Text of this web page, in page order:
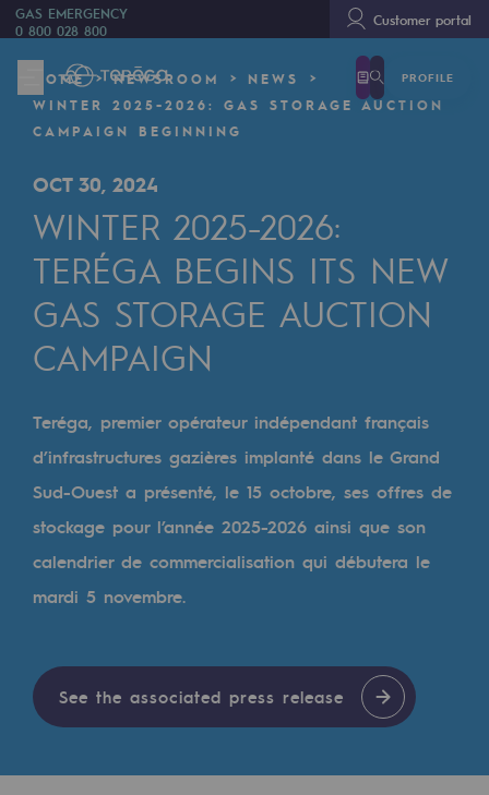
GAS EMERGENCY
0 800 028 800
Customer portal
PROFILE
We are
We are
80 years of history
Teréga
Teréga
Accelerator of energy transition
A local and European network
An adaptive and open
Digitisation
Cross-fertilisation and teamwork
Our culture and values
Our organisation
Our organisation
HOME NEWSROOM
NEWS
WINTER 2025-2026: GAS STORAGE AUCTION
CAMPAIGN BEGINNING
OCT 30, 2024
WINTER 2025-2026:
TERÉGA BEGINS ITS NEW
GAS STORAGE AUCTION
CAMPAIGN
Teréga, premier opérateur indépendant français
d’infrastructures gazières implanté dans le Grand
Sud-Ouest a présenté, le 15 octobre, ses offres de
stockage pour l’année 2025-2026 ainsi que son
calendrier de commercialisation qui débutera le
mardi 5 novembre.
See the associated press release